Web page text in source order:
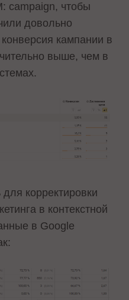
campaign, чтобы
довольно
кампании в
выше, чем в
корректировки
в контекстной
в Google